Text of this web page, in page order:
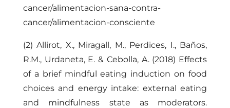
cancer/alimentacion-sana-contra-
cancer/alimentacion-consciente
(2) Allirot, X., Miragall, M., Perdices, I., Baños,
R.M., Urdaneta, E. & Cebolla, A. (2018) Effects
of a brief mindful eating induction on food
choices and energy intake: external eating
and mindfulness state as moderators.